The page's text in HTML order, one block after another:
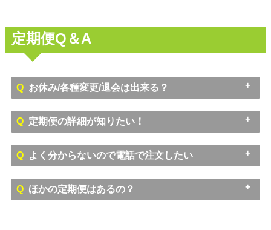
定期便Q＆A
Qお休み/各種変更/退会は出来る？
お届け予定日
の7日前まで
退会につきましては、お電話でのみ承っております。
メール
Q定期便の詳細が知りたい！
A
Qよく分からないので電話で注文したい
Qほかの定期便はあるの？